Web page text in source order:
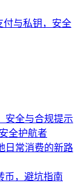
付与私钥，安全
安全与合规提示
全护航者
日常消费的新路
币，避坑指南